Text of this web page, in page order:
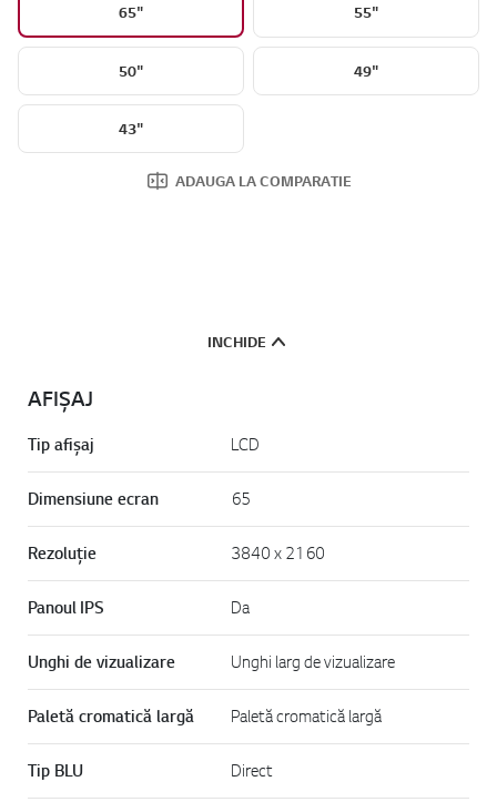
65" 55"
50" 49"
43"
ADAUGA LA COMPARATIE
INCHIDE
AFIȘAJ
Tip afișaj LCD
Dimensiune ecran 65
Rezoluție 3840 x 2160
Panoul IPS Da
Unghi de vizualizare Unghi larg de vizualizare
Paletă cromatică largă Paletă cromatică largă
Tip BLU Direct